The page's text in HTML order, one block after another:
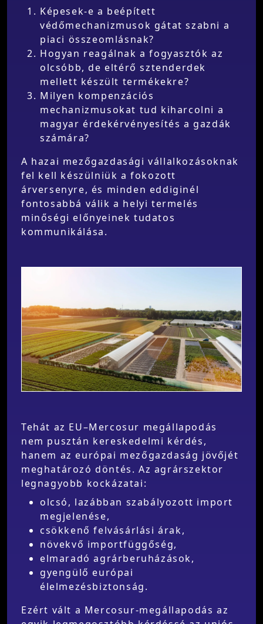
Képesek-e a beépített
védőmechanizmusok gátat szabni a
piaci összeomlásnak?
Hogyan reagálnak a fogyasztók az
olcsóbb, de eltérő sztenderdek
mellett készült termékekre?
Milyen kompenzációs
mechanizmusokat tud kiharcolni a
magyar érdekérvényesítés a gazdák
számára?
A hazai mezőgazdasági vállalkozásoknak
fel kell készülniük a fokozott
árversenyre, és minden eddiginél
fontosabbá válik a helyi termelés
minőségi előnyeinek tudatos
kommunikálása.
Tehát az EU–Mercosur megállapodás
nem pusztán kereskedelmi kérdés,
hanem az európai mezőgazdaság jövőjét
meghatározó döntés. Az agrárszektor
legnagyobb kockázatai:
olcsó, lazábban szabályozott import
megjelenése,
csökkenő felvásárlási árak,
növekvő importfüggőség,
elmaradó agrárberuházások,
gyengülő európai
élelmezésbiztonság.
Ezért vált a Mercosur-megállapodás az